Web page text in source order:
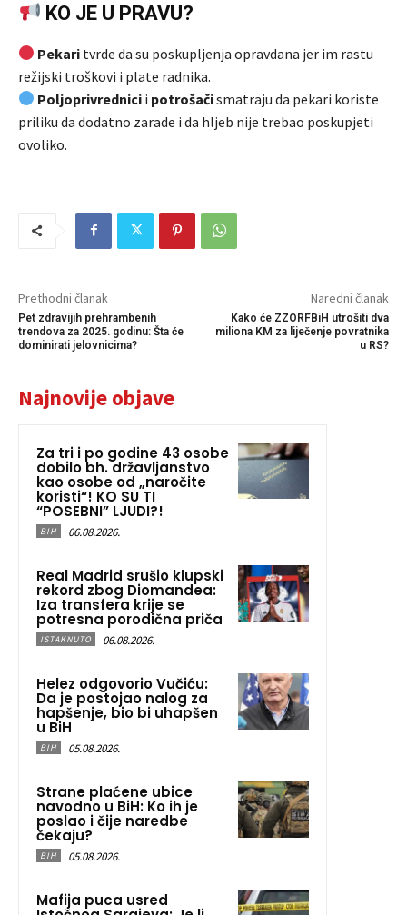
KO JE U PRAVU?
Pekari tvrde da su poskupljenja opravdana jer im rastu
režijski troškovi i plate radnika.
Poljoprivrednici i potrošačismatraju da pekari koriste
priliku da dodatno zarade i da hljeb nije trebao poskupjeti
ovoliko.
Prethodni članak
Pet zdravijih prehrambenih
trendova za 2025. godinu: Šta će
dominirati jelovnicima?
Naredni članak
Kako će ZZORFBiH utrošiti dva
miliona KM za liječenje povratnika
u RS?
Najnovije objave
Za tri i po godine 43 osobe
dobilo bh. državljanstvo
kao osobe od „naročite
koristi“! KO SU TI
“POSEBNI” LJUDI?!
BIH 06.08.2026.
Real Madrid srušio klupski
rekord zbog Diomandea:
Iza transfera krije se
potresna porodična priča
ISTAKNUTO 06.08.2026.
Helez odgovorio Vučiću:
Da je postojao nalog za
hapšenje, bio bi uhapšen
u BiH
BIH 05.08.2026.
Strane plaćene ubice
navodno u BiH: Ko ih je
poslao i čije naredbe
čekaju?
BIH 05.08.2026.
Mafija puca usred